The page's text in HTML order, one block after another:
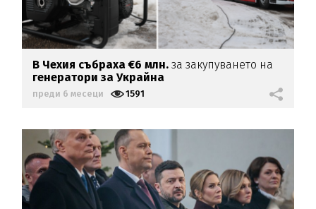
В Чехия събраха €6 млн.за закупуването на
генератори за Украйна
преди 6 месеци 1591